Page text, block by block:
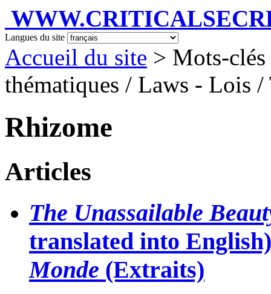
Langues du site
Accueil du site > Mots-
thématiques / Laws - Lois
Rhizome
Articles
The Unassailable
translated into
Monde (Extraits)